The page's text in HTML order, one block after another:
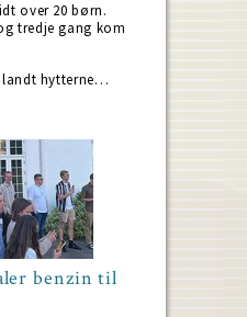
over 20 børn.
tredje gang kom
hytterne…
benzin til